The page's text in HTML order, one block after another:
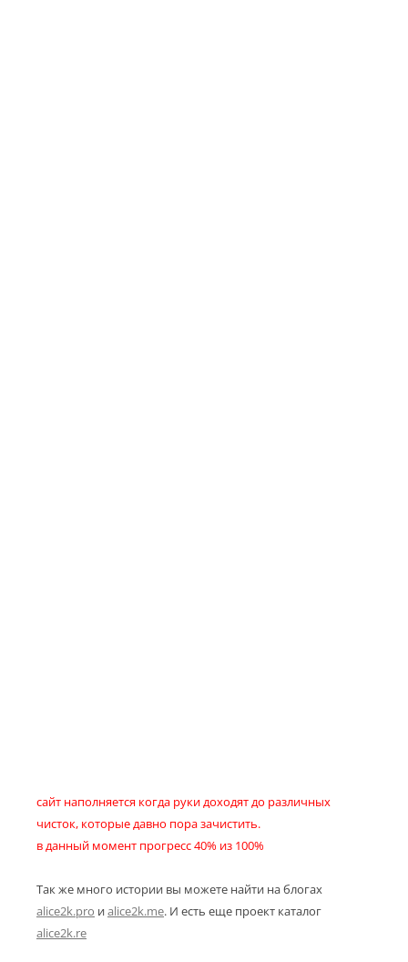
сайт наполняется когда руки доходят до различных
чисток, которые давно пора зачистить.
в данный момент прогресс 40% из 100%
Так же много истории вы можете найти на блогах
alice2k.pro иalice2k.me. И есть еще проект каталог
alice2k.re